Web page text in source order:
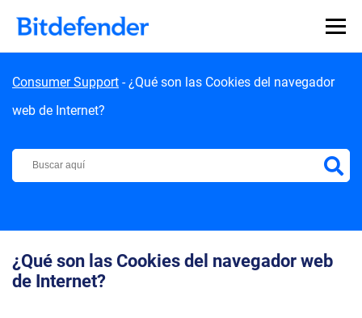
Consumer Support -¿Qué son las Cookies del navegador
web de Internet?
Centro de Soporte de Bitdefender
¿Qué son las Cookies del navegador web
de Internet?